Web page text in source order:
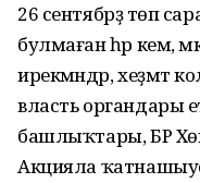
26 сентябрҙә төп
булмаған һәр кем,
ирекмәндәр, хеҙмәт
власть органдары
башлыҡтары, БР
Акцияла